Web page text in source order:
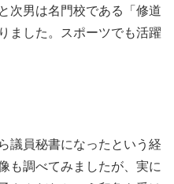
次男は名門校である「修道
ました。スポーツでも活躍
議員秘書になったという経
も調べてみましたが、実に